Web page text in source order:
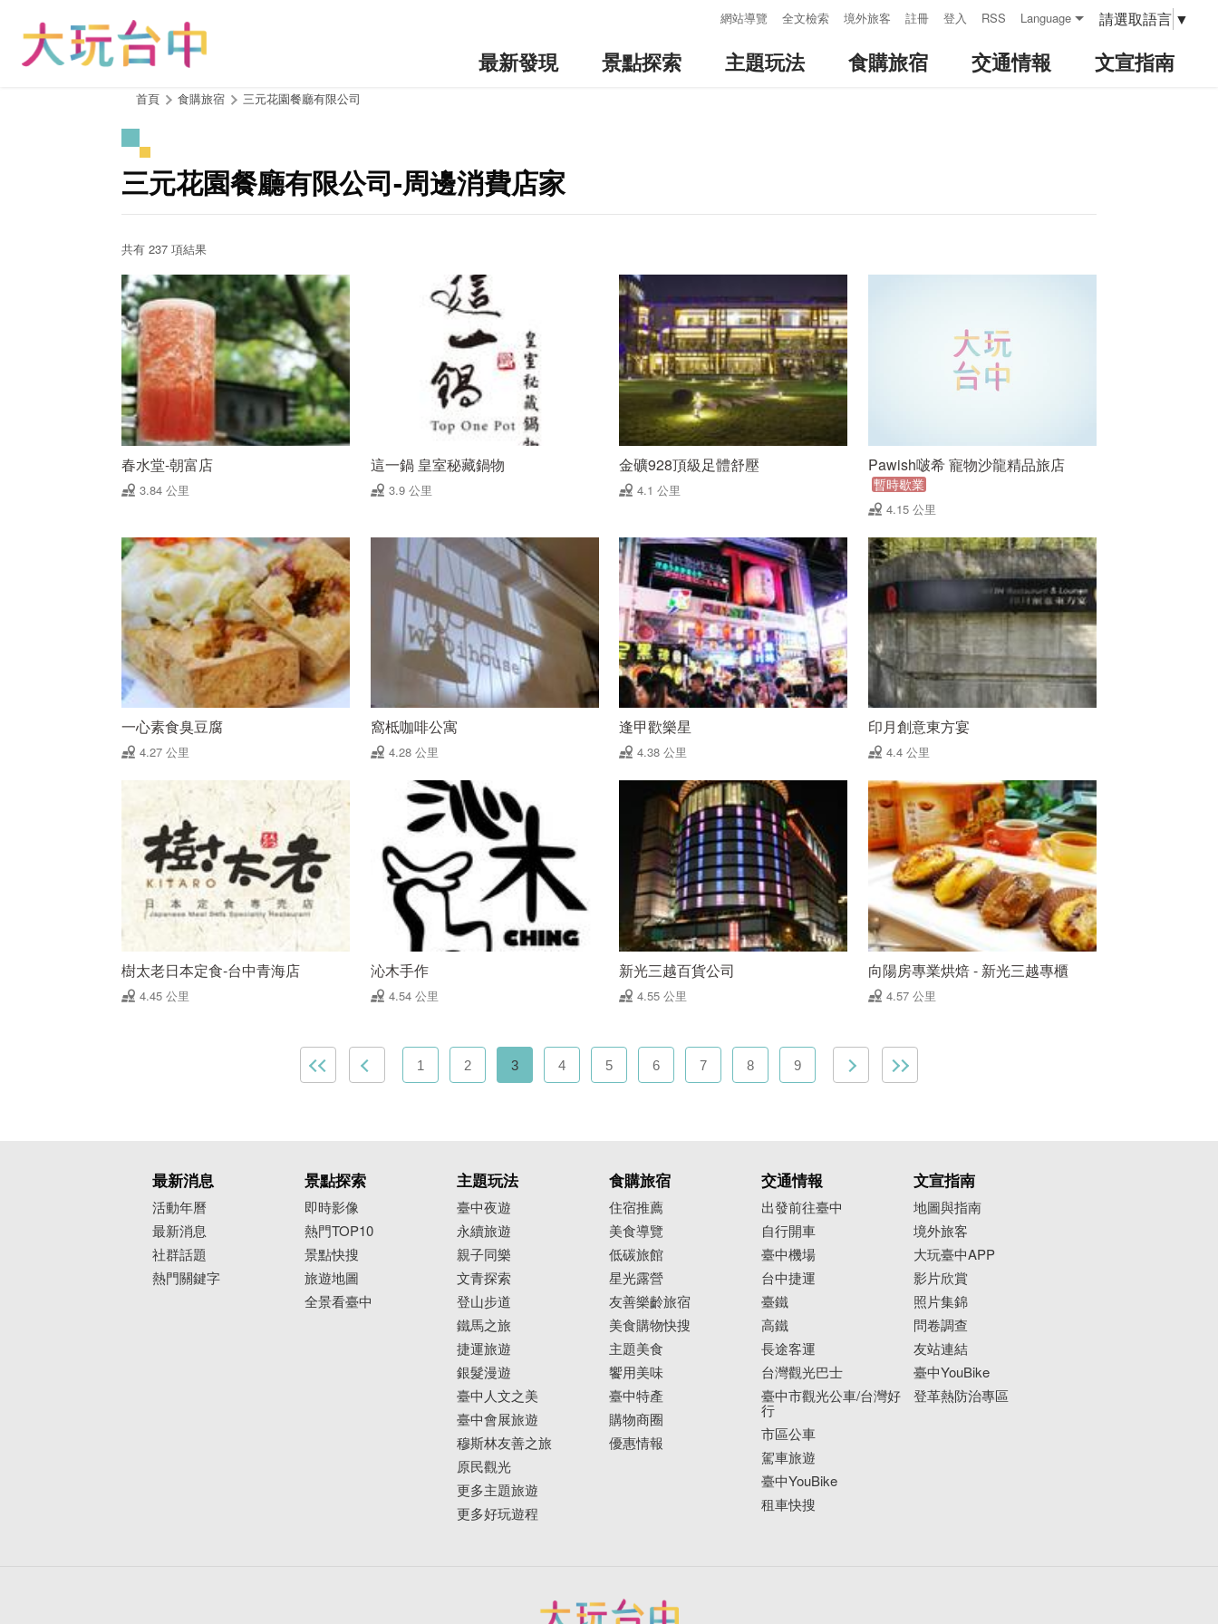
網站導覽 全文檢索 境外旅客 註冊 登入 RSS Language 請選取語言 ▼
最新發現 景點探索 主題玩法 食購旅宿 交通情報 文宣指南
首頁 食購旅宿 三元花園餐廳有限公司
三元花園餐廳有限公司-周邊消費店家
共有 237 項結果
春水堂-朝富店
3.84 公里
這一鍋 皇室秘藏鍋物
3.9 公里
金礦928頂級足體舒壓
4.1 公里
Pawish啵希 寵物沙龍精品旅店
暫時歇業
4.15 公里
一心素食臭豆腐
4.27 公里
窩柢咖啡公寓
4.28 公里
逢甲歡樂星
4.38 公里
印月創意東方宴
4.4 公里
樹太老日本定食-台中青海店
4.45 公里
沁木手作
4.54 公里
新光三越百貨公司
4.55 公里
向陽房專業烘焙 - 新光三越專櫃
4.57 公里
1 2 3 4 5 6 7 8 9
最新消息
活動年曆
最新消息
社群話題
熱門關鍵字
景點探索
即時影像
熱門TOP10
景點快搜
旅遊地圖
全景看臺中
主題玩法
臺中夜遊
永續旅遊
親子同樂
文青探索
登山步道
鐵馬之旅
捷運旅遊
銀髮漫遊
臺中人文之美
臺中會展旅遊
穆斯林友善之旅
原民觀光
更多主題旅遊
更多好玩遊程
食購旅宿
住宿推薦
美食導覽
低碳旅館
星光露營
友善樂齡旅宿
美食購物快搜
主題美食
饗用美味
臺中特產
購物商圈
優惠情報
交通情報
出發前往臺中
自行開車
臺中機場
台中捷運
臺鐵
高鐵
長途客運
台灣觀光巴士
臺中市觀光公車/台灣好
行
市區公車
駕車旅遊
臺中YouBike
租車快搜
文宣指南
地圖與指南
境外旅客
大玩臺中APP
影片欣賞
照片集錦
問卷調查
友站連結
臺中YouBike
登革熱防治專區